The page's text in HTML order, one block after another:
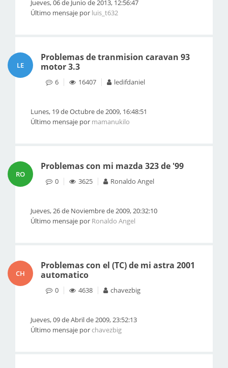
Jueves, 06 de Junio de 2013, 12:56:47
Último mensaje por luis_t632
LE
Problemas de tranmision caravan 93
motor 3.3
6 16407 ledifdaniel
Lunes, 19 de Octubre de 2009, 16:48:51
Último mensaje por mamanukilo
RO
Problemas con mi mazda 323 de '99
0 3625 Ronaldo Angel
Jueves, 26 de Noviembre de 2009, 20:32:10
Último mensaje por Ronaldo Angel
CH
Problemas con el (TC) de mi astra 2001
automatico
0 4638 chavezbig
Jueves, 09 de Abril de 2009, 23:52:13
Último mensaje porchavezbig